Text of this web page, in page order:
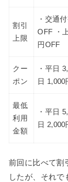
割引
上限
・交通
OFF ・
円OFF
クー
ポン
・平日
日 1,000
最低
利用
金額
・平日
日 2,000
前回に比べて割
したが、それで